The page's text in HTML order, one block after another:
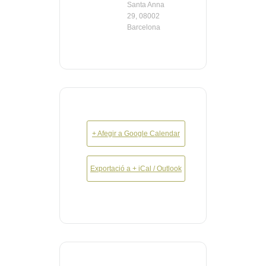
Santa Anna
29, 08002
Barcelona
+ Afegir a Google Calendar
Exportació a + iCal / Outlook